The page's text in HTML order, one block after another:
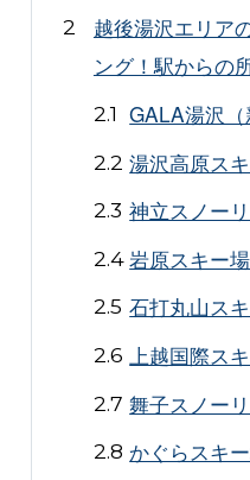
越後湯沢エリア
ング！駅からの
GALA湯沢（
湯沢高原ス
神立スノー
岩原スキー
石打丸山ス
上越国際ス
舞子スノー
かぐらスキ